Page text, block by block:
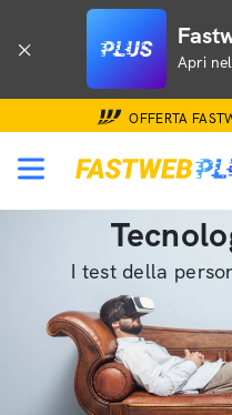
Apri
OFFERTA
I test della